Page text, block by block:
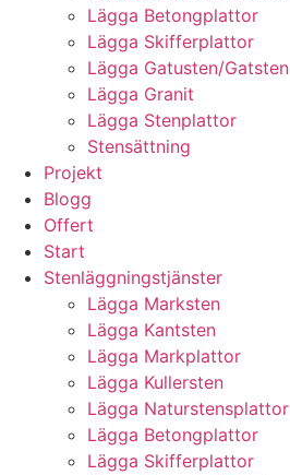
Lägga Betongplattor
Lägga Skifferplattor
Lägga Gatusten/Gatsten
Lägga Granit
Lägga Stenplattor
Stensättning
Projekt
Blogg
Offert
Start
Stenläggningstjänster
Lägga Marksten
Lägga Kantsten
Lägga Markplattor
Lägga Kullersten
Lägga Naturstensplattor
Lägga Betongplattor
Lägga Skifferplattor